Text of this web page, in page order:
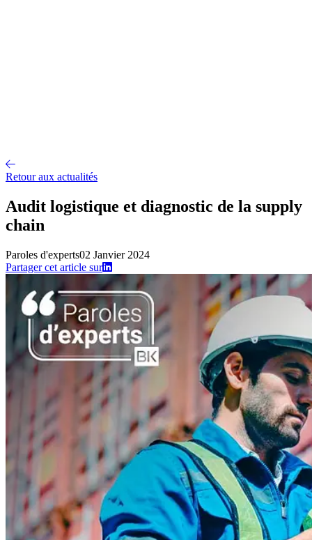
Retour aux actualités
Audit logistique et diagnostic de la supply
chain
Paroles d'experts02 Janvier 2024
Partager cet article sur